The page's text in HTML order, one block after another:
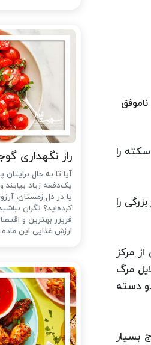
را
را
قلبی در یکی از مرکز
مرگ
دو دسته
بسیار
راز نگهداری
آیا تا به حال
یک‌دفعه زیاد
یا در دل زمستان،
کرده‌اید؟ نگران
فریزر بهترین و
ارزش غذایی این ماده